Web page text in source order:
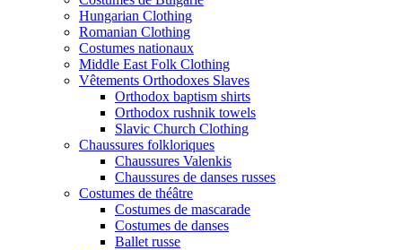
Hungarian Clothing
Romanian Clothing
Costumes nationaux
Middle East Folk Clothing
Vêtements Orthodoxes Slaves
Orthodox baptism shirts
Orthodox rushnik towels
Slavic Church Clothing
Chaussures folkloriques
Chaussures Valenkis
Chaussures de danses russes
Costumes de théâtre
Costumes de mascarade
Costumes de danses
Ballet russe